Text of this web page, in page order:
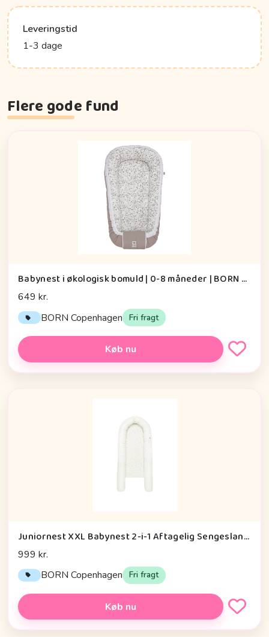
Leveringstid
1-3 dage
Flere gode fund
Babynest i økologisk bomuld | 0-8 måneder | BORN Copenhagen, Paint
649 kr.
BORN Copenhagen Fri fragt
Køb nu
Juniornest XXL Babynest 2-i-1 Aftagelig Sengeslange Økologisk Bomuld 8-36 mdr. 90x40 cm BORN Copenhagen, Petit Garden
999 kr.
BORN Copenhagen Fri fragt
Køb nu